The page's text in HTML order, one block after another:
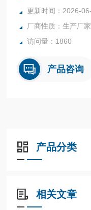
卸载各种吨袋包装的
等。
总之吨包拆包机在提
更新时间：2026-
厂商性质：生产厂家
访问量：1860
产品咨询
产品分类
相关文章